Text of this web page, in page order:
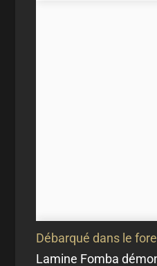
Débarqué dans le
Lamine Fomba